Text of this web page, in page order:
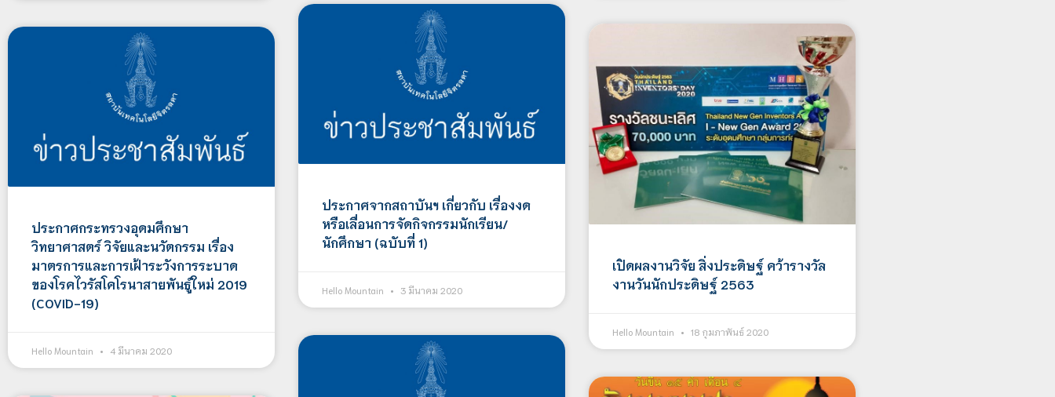
ประกาศกระทรวงอุดมศึกษา
วิทยาศาสตร์ วิจัยและนวัตกรรม เรื่อง
มาตรการและการเฝ้าระวังการระบาด
ของโรคไวรัสโคโรนาสายพันธู์ใหม่ 2019
(COVID-19)
Hello Mountain 4 มีนาคม 2020
ประกาศจากสถาบันฯ เกี่ยวกับ เรื่องงด
หรือเลื่อนการจัดกิจกรรมนักเรียน/
นักศึกษา (ฉบับที่ 1)
Hello Mountain 3 มีนาคม 2020
เปิดผลงานวิจัย สิ่งประดิษฐ์ คว้ารางวัล
งานวันนักประดิษฐ์ 2563
Hello Mountain 18 กุมภาพันธ์ 2020